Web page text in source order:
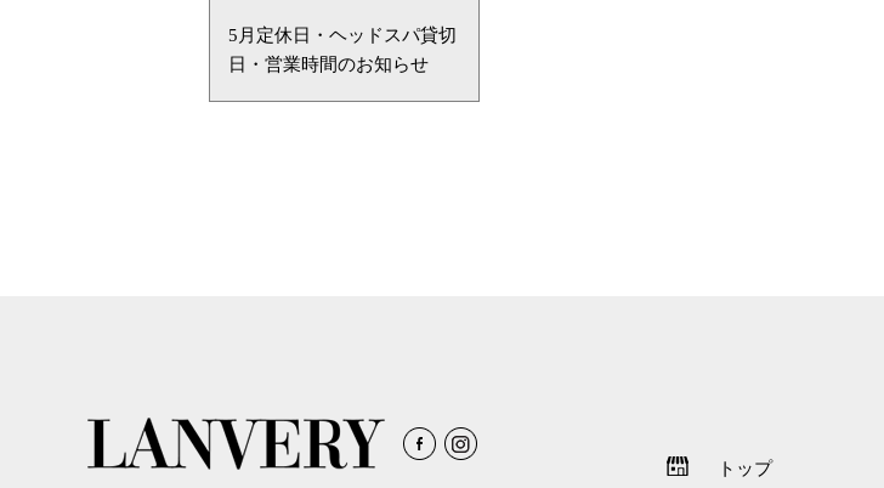
5月定休日・ヘッドスパ貸切
日・営業時間のお知らせ
トップ